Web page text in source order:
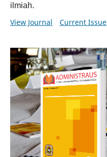
ilmiah.
View Journal Current Issue